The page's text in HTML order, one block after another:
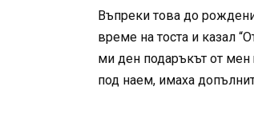
Въпреки това до
време на тоста и казал
ми ден подаръкът от мен
под наем, имаха